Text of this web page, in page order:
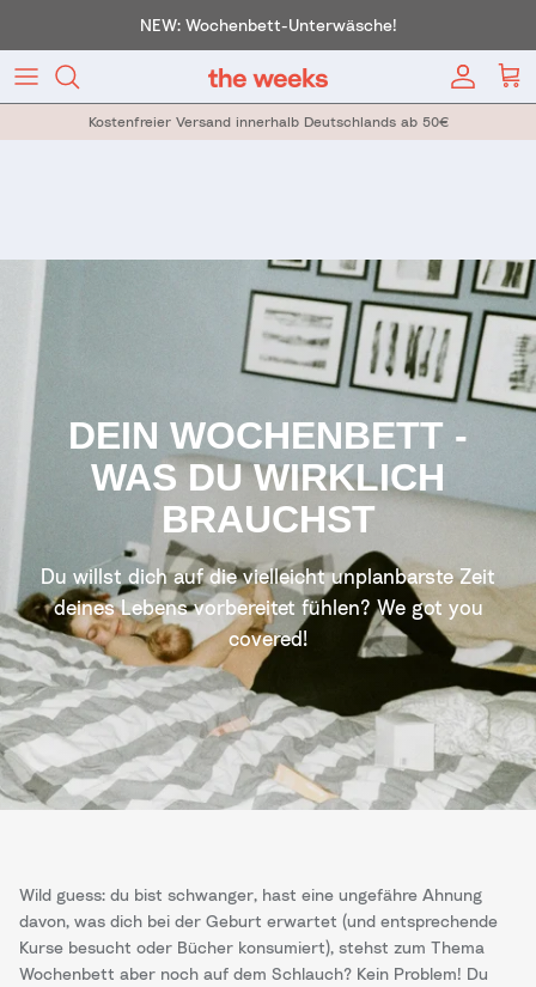
NEW: Wochenbett-Unterwäsche!
Konto
Kostenfreier Versand innerhalb Deutschlands ab 50€
DEIN WOCHENBETT -
WAS DU WIRKLICH
BRAUCHST
Du willst dich auf die vielleicht unplanbarste Zeit
deines Lebens vorbereitet fühlen? We got you
covered!
Wild guess: du bist schwanger, hast eine ungefähre Ahnung
davon, was dich bei der Geburt erwartet (und entsprechende
Kurse besucht oder Bücher konsumiert), stehst zum Thema
Wochenbett aber noch auf dem Schlauch? Kein Problem! Du